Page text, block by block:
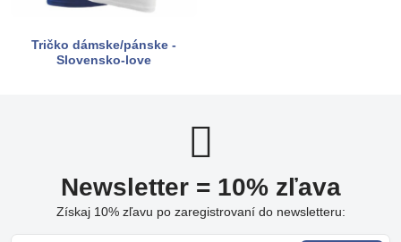
Tričko dámske/pánske -
Slovensko-love
Newsletter = 10% zľava
Získaj 10% zľavu po zaregistrovaní do newsletteru: